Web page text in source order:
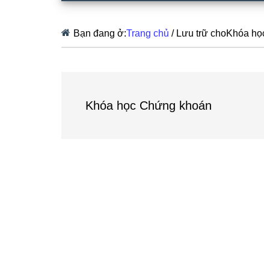
Bạn đang ở:Trang chủ /Lưu trữ choKhóa
Khóa học Chứng khoán